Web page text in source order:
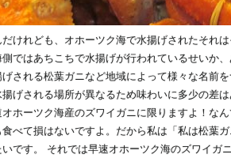
けれども、オホーツク海で水揚げされたそれ
ではあちこちで水揚げが行われているせいか
される松葉ガニなど地域によって様々な名前
揚げされる場所が異なるため味わいに多少の差
ホーツク海産のズワイガニに限りますよ！な
べて損はないですよ。だから私は「私は松葉
です。 それでは早速オホーツク海のズワイガ